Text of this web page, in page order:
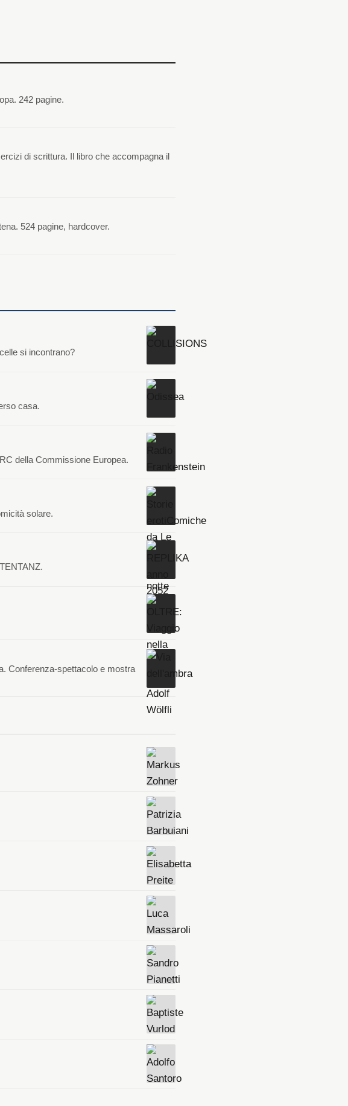
242 pagine.
di scrittura. Il libro che accompagna il
524 pagine, hardcover.
si incontrano?
casa.
della Commissione Europea.
solare.
Conferenza-spettacolo e mostra